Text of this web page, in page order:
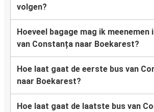
volgen?
Hoeveel bagage mag ik meenemen
van Constanța naar Boekarest?
Hoe laat gaat de eerste bus van
naar Boekarest?
Hoe laat gaat de laatste bus van